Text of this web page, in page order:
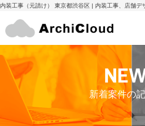
内装工事（元請け） 東京都渋谷区 | 内装工事、店舗デ
新着案件の